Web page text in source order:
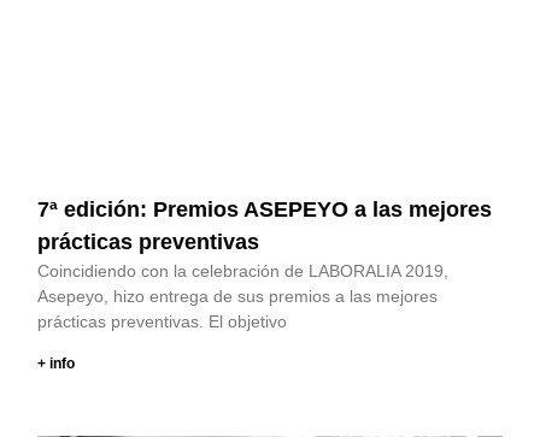
7ª edición: Premios ASEPEYO a las mejores
prácticas preventivas
Coincidiendo con la celebración de LABORALIA 2019,
Asepeyo, hizo entrega de sus premios a las mejores
prácticas preventivas. El objetivo
+ info